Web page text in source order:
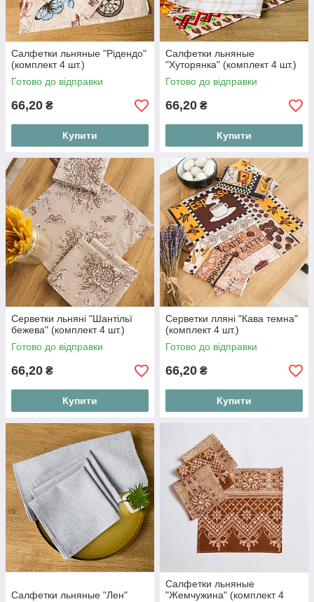
Салфетки льняные "Рідендо"
(комплект 4 шт.)
Готово до відправки
66,20 ₴
Купити
Салфетки льняные
"Хуторянка" (комплект 4 шт.)
Готово до відправки
66,20 ₴
Купити
Серветки льняні "Шантільї
бежева" (комплект 4 шт.)
Готово до відправки
66,20 ₴
Купити
Серветки лляні "Кава темна"
(комплект 4 шт.)
Готово до відправки
66,20 ₴
Купити
Салфетки льняные "Лен"
Салфетки льняные
"Жемчужина" (комплект 4